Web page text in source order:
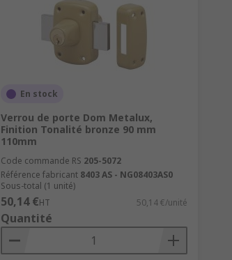
En stock
Verrou de porte Dom Metalux,
Finition Tonalité bronze 90 mm
110mm
Code commande RS 205-5072
Référence fabricant 8403 AS - NG08403AS0
Sous-total (1 unité)
50,14 €HT 50,14 €/unité
Quantité